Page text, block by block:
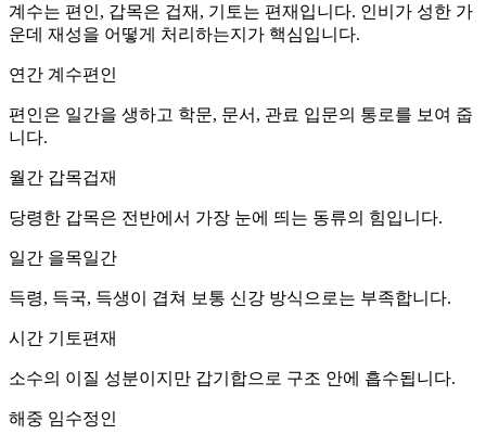
계수는 편인, 갑목은 겁재, 기토는 편재입니다. 인비가 성한 가
운데 재성을 어떻게 처리하는지가 핵심입니다.
연간 계수편인
편인은 일간을 생하고 학문, 문서, 관료 입문의 통로를 보여 줍
니다.
월간 갑목겁재
당령한 갑목은 전반에서 가장 눈에 띄는 동류의 힘입니다.
일간 을목일간
득령, 득국, 득생이 겹쳐 보통 신강 방식으로는 부족합니다.
시간 기토편재
소수의 이질 성분이지만 갑기합으로 구조 안에 흡수됩니다.
해중 임수정인